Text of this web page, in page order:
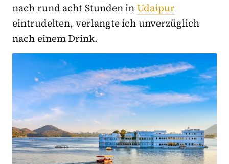
nach rund acht Stunden inUdaipur
eintrudelten, verlangte ich unverzüglich
nach einem Drink.